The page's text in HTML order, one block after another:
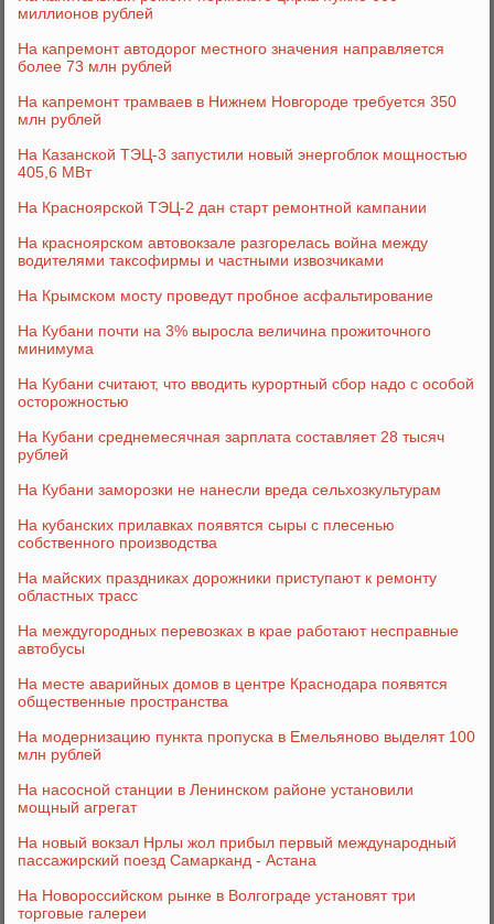
миллионов рублей
На капремонт автодорог местного значения направляется
более 73 млн рублей
На капремонт трамваев в Нижнем Новгороде требуется 350
млн рублей
На Казанской ТЭЦ-3 запустили новый энергоблок мощностью
405,6 МВт
На Красноярской ТЭЦ-2 дан старт ремонтной кампании
На красноярском автовокзале разгорелась война между
водителями таксофирмы и частными извозчиками
На Крымском мосту проведут пробное асфальтирование
На Кубани почти на 3% выросла величина прожиточного
минимума
На Кубани считают, что вводить курортный сбор надо с особой
осторожностью
На Кубани среднемесячная зарплата составляет 28 тысяч
рублей
На Кубани заморозки не нанесли вреда сельхозкультурам
На кубанских прилавках появятся сыры с плесенью
собственного производства
На майских праздниках дорожники приступают к ремонту
областных трасс
На междугородных перевозках в крае работают несправные
автобусы
На месте аварийных домов в центре Краснодара появятся
общественные пространства
На модернизацию пункта пропуска в Емельяново выделят 100
млн рублей
На насосной станции в Ленинском районе установили
мощный агрегат
На новый вокзал Нрлы жол прибыл первый международный
пассажирский поезд Самарканд - Астана
На Новороссийском рынке в Волгограде установят три
торговые галереи